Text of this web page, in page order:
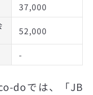
37,000
52,000
-
doでは、「JB